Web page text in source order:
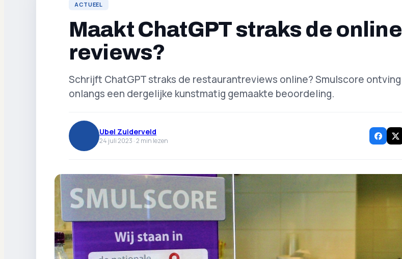
ACTUEEL
Maakt ChatGPT straks de online
reviews?
Schrijft ChatGPT straks de restaurantreviews online? Smulscore ontving
onlangs een dergelijke kunstmatig gemaakte beoordeling.
Ubel Zuiderveld
24 juli 2023 ·2 min lezen